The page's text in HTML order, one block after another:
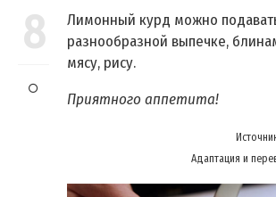
8
Лимонный курд можно
разнообразной выпечке,
мясу, рису.
Приятного аппетита!
Адаптация и